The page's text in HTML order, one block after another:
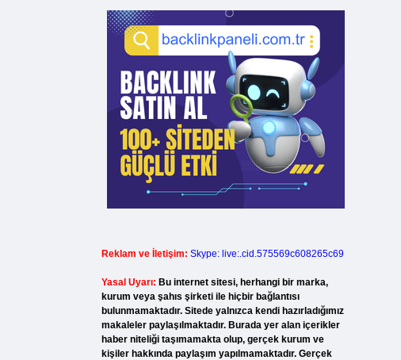
Reklam ve İletişim: Skype: live:.cid.575569c608265c69
Yasal Uyarı: Bu internet sitesi, herhangi bir marka,
kurum veya şahıs şirketi ile hiçbir bağlantısı
bulunmamaktadır. Sitede yalnızca kendi hazırladığımız
makaleler paylaşılmaktadır. Burada yer alan içerikler
haber niteliği taşımamakta olup, gerçek kurum ve
kişiler hakkında paylaşım yapılmamaktadır. Gerçek